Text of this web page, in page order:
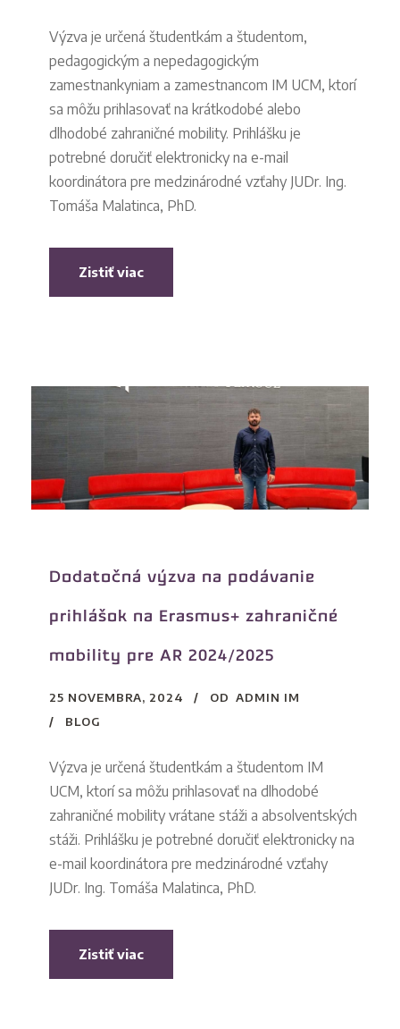
Výzva je určená študentkám a študentom,
pedagogickým a nepedagogickým
zamestnankyniam a zamestnancom IM UCM, ktorí
sa môžu prihlasovať na krátkodobé alebo
dlhodobé zahraničné mobility. Prihlášku je
potrebné doručiť elektronicky na e-mail
koordinátora pre medzinárodné vzťahy JUDr. Ing.
Tomáša Malatinca, PhD.
Zistiť viac
Dodatočná výzva na podávanie
prihlášok na Erasmus+ zahraničné
mobility pre AR 2024/2025
25 NOVEMBRA, 2024 OD ADMIN IM
BLOG
Výzva je určená študentkám a študentom IM
UCM, ktorí sa môžu prihlasovať na dlhodobé
zahraničné mobility vrátane stáži a absolventských
stáži. Prihlášku je potrebné doručiť elektronicky na
e-mail koordinátora pre medzinárodné vzťahy
JUDr. Ing. Tomáša Malatinca, PhD.
Zistiť viac